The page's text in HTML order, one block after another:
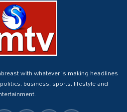
with whatever is making headlines
business, sports, lifestyle and